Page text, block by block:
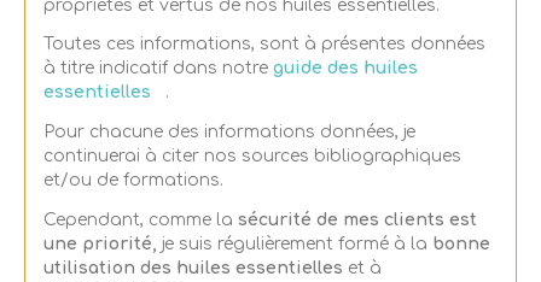
propriétés et vertus de nos huiles essentielles.
Toutes ces informations, sont à présentes données
à titre indicatif dans notre guide des huiles
essentielles
.
Pour chacune des informations données, je
continuerai à citer nos sources bibliographiques
et/ou de formations.
Cependant, comme la sécurité de mes clients est
une priorité, je suis régulièrement formé à la bonne
utilisation des huiles essentielles et à